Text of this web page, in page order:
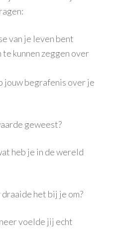
van je leven bent
te kunnen zeggen over
jouw begrafenis over je
geweest?
heb je in de wereld
het bij je om?
voelde jij echt